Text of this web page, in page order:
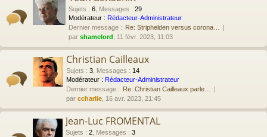
Sujets : 6 Messages : 29
Modérateur : Rédacteur-Administrateur
Dernier message : Re: Striphelden versus corona…
par shamelord , 11 févr. 2023, 11:03
Christian Cailleaux
Sujets : 3 Messages : 14
Modérateur : Rédacteur-Administrateur
Dernier message : Re: Christian Cailleaux parle…
par ccharlie , 16 avr. 2023, 21:45
Jean-Luc FROMENTAL
Sujets : 2 Messages : 3